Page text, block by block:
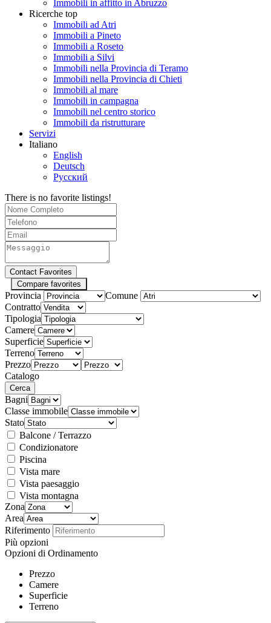
Immobili in affitto in Abruzzo
Ricerche top
Immobili ad Atri
Immobili a Pineto
Immobili a Roseto
Immobili a Silvi
Immobili nella Provincia di Teramo
Immobili nella Provincia di Chieti
Immobili al mare
Immobili in campagna
Immobili nel centro storico
Immobili da ristrutturare
Servizi
Italiano
English
Deutsch
Русский
There is no favorite listings!
Compare favorites
Provincia
Comune
Contratto
Tipologia
Camere
Superficie
Terreno
Prezzo
Catalogo
Bagni
Classe immobile
Stato
Balcone / Terrazzo
Condizionatore
Piscina
Vista mare
Vista paesaggio
Vista montagna
Zona
Area
Riferimento
Più opzioni
Opzioni di Ordinamento
Prezzo
Camere
Superficie
Terreno